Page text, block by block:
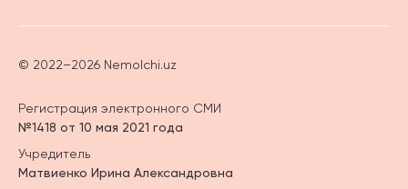
© 2022–2026 Nemolchi.uz
Регистрация электронного СМИ
№1418 от 10 мая 2021 года
Учредитель
Матвиенко Ирина Александровна